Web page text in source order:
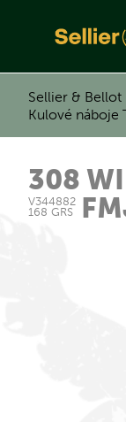
Sellier & Bellot
Kulové náboje
308
V344882
168 GRS